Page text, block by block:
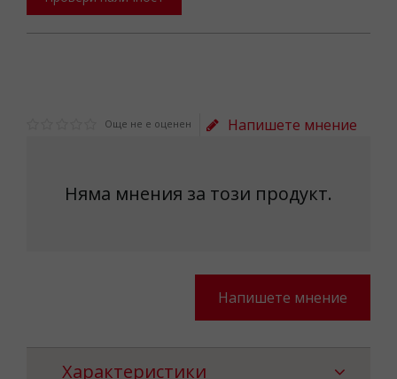
Още не е оценен Напишете мнение
Няма мнения за този продукт.
Напишете мнение
Характеристики